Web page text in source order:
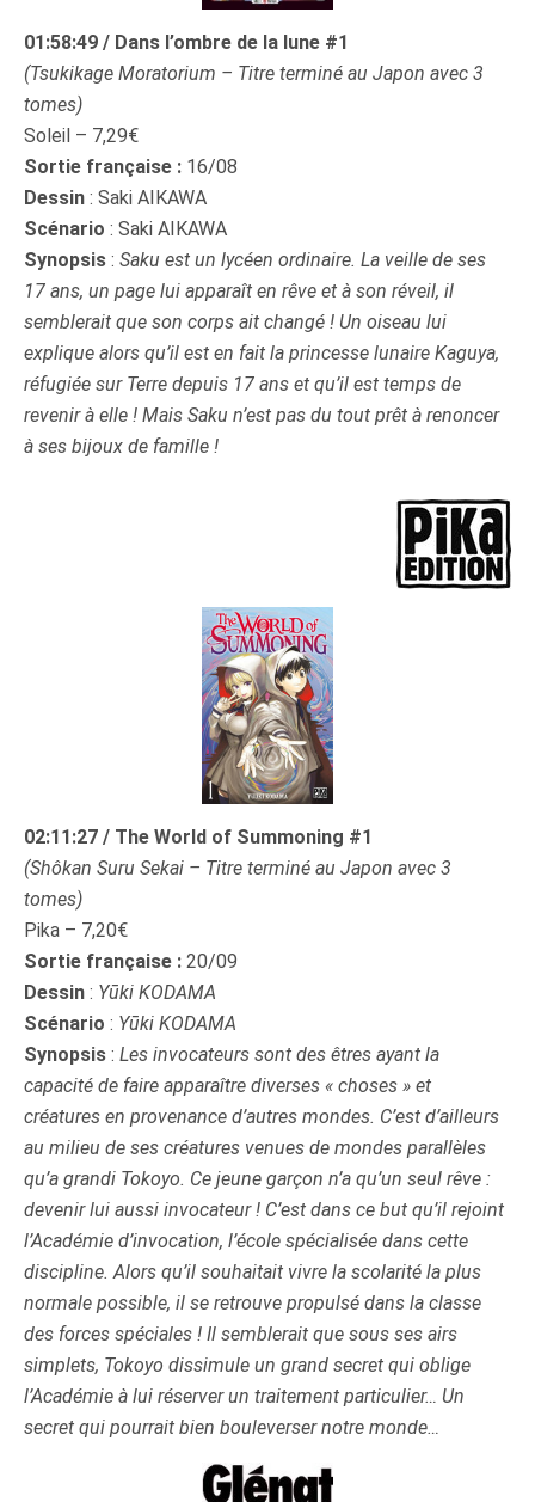
01:58:49 / Dans l’ombre de la lune #1
(Tsukikage Moratorium – Titre terminé au Japon avec 3
tomes)
Soleil – 7,29€
Sortie française : 16/08
Dessin : Saki AIKAWA
Scénario : Saki AIKAWA
Synopsis : Saku est un lycéen ordinaire. La veille de ses
17 ans, un page lui apparaît en rêve et à son réveil, il
semblerait que son corps ait changé ! Un oiseau lui
explique alors qu’il est en fait la princesse lunaire Kaguya,
réfugiée sur Terre depuis 17 ans et qu’il est temps de
revenir à elle ! Mais Saku n’est pas du tout prêt à renoncer
à ses bijoux de famille !
02:11:27 / The World of Summoning #1
(Shôkan Suru Sekai – Titre terminé au Japon avec 3
tomes)
Pika – 7,20€
Sortie française : 20/09
Dessin : Yūki KODAMA
Scénario : Yūki KODAMA
Synopsis : Les invocateurs sont des êtres ayant la
capacité de faire apparaître diverses « choses » et
créatures en provenance d’autres mondes. C’est d’ailleurs
au milieu de ses créatures venues de mondes parallèles
qu’a grandi Tokoyo. Ce jeune garçon n’a qu’un seul rêve :
devenir lui aussi invocateur ! C’est dans ce but qu’il rejoint
l’Académie d’invocation, l’école spécialisée dans cette
discipline. Alors qu’il souhaitait vivre la scolarité la plus
normale possible, il se retrouve propulsé dans la classe
des forces spéciales ! Il semblerait que sous ses airs
simplets, Tokoyo dissimule un grand secret qui oblige
l’Académie à lui réserver un traitement particulier… Un
secret qui pourrait bien bouleverser notre monde…